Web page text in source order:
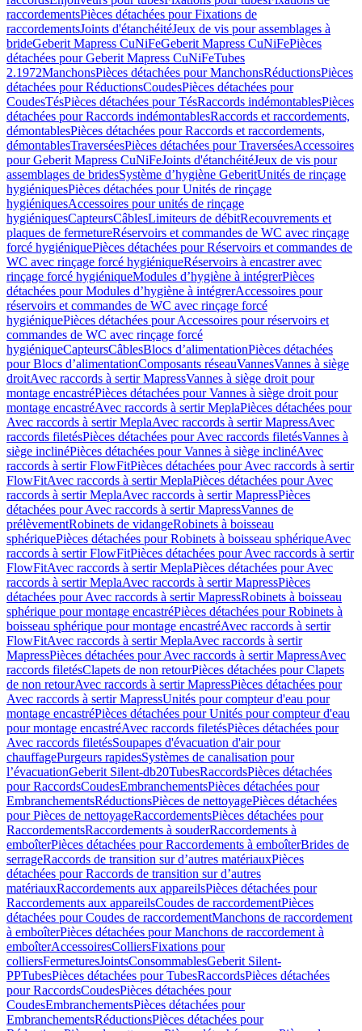
raccordementsPièces détachées pour Fixations de
raccordementsJoints d'étanchéitéJeux de vis pour assemblages à
brideGeberit Mapress CuNiFeGeberit Mapress CuNiFePièces
détachées pour Geberit Mapress CuNiFeTubes
2.1972ManchonsPièces détachées pour ManchonsRéductionsPièces
détachées pour RéductionsCoudesPièces détachées pour
CoudesTésPièces détachées pour TésRaccords indémontablesPièces
détachées pour Raccords indémontablesRaccords et raccordements,
démontablesPièces détachées pour Raccords et raccordements,
démontablesTraverséesPièces détachées pour TraverséesAccessoires
pour Geberit Mapress CuNiFeJoints d'étanchéitéJeux de vis pour
assemblages de bridesSystème d’hygiène GeberitUnités de rinçage
hygiéniquesPièces détachées pour Unités de rinçage
hygiéniquesAccessoires pour unités de rinçage
hygiéniquesCapteursCâblesLimiteurs de débitRecouvrements et
plaques de fermetureRéservoirs et commandes de WC avec rinçage
forcé hygiéniquePièces détachées pour Réservoirs et commandes de
WC avec rinçage forcé hygiéniqueRéservoirs à encastrer avec
rinçage forcé hygiéniqueModules d’hygiène à intégrerPièces
détachées pour Modules d’hygiène à intégrerAccessoires pour
réservoirs et commandes de WC avec rinçage forcé
hygiéniquePièces détachées pour Accessoires pour réservoirs et
commandes de WC avec rinçage forcé
hygiéniqueCapteursCâblesBlocs d’alimentationPièces détachées
pour Blocs d’alimentationComposants réseauVannesVannes à siège
droitAvec raccords à sertir MapressVannes à siège droit pour
montage encastréPièces détachées pour Vannes à siège droit pour
montage encastréAvec raccords à sertir MeplaPièces détachées pour
Avec raccords à sertir MeplaAvec raccords à sertir MapressAvec
raccords filetésPièces détachées pour Avec raccords filetésVannes à
siège inclinéPièces détachées pour Vannes à siège inclinéAvec
raccords à sertir FlowFitPièces détachées pour Avec raccords à sertir
FlowFitAvec raccords à sertir MeplaPièces détachées pour Avec
raccords à sertir MeplaAvec raccords à sertir MapressPièces
détachées pour Avec raccords à sertir MapressVannes de
prélèvementRobinets de vidangeRobinets à boisseau
sphériquePièces détachées pour Robinets à boisseau sphériqueAvec
raccords à sertir FlowFitPièces détachées pour Avec raccords à sertir
FlowFitAvec raccords à sertir MeplaPièces détachées pour Avec
raccords à sertir MeplaAvec raccords à sertir MapressPièces
détachées pour Avec raccords à sertir MapressRobinets à boisseau
sphérique pour montage encastréPièces détachées pour Robinets à
boisseau sphérique pour montage encastréAvec raccords à sertir
FlowFitAvec raccords à sertir MeplaAvec raccords à sertir
MapressPièces détachées pour Avec raccords à sertir MapressAvec
raccords filetésClapets de non retourPièces détachées pour Clapets
de non retourAvec raccords à sertir MapressPièces détachées pour
Avec raccords à sertir MapressUnités pour compteur d'eau pour
montage encastréPièces détachées pour Unités pour compteur d'eau
pour montage encastréAvec raccords filetésPièces détachées pour
Avec raccords filetésSoupapes d'évacuation d'air pour
chauffagePurgeurs rapidesSystèmes de canalisation pour
l’évacuationGeberit Silent-db20TubesRaccordsPièces détachées
pour RaccordsCoudesEmbranchementsPièces détachées pour
EmbranchementsRéductionsPièces de nettoyagePièces détachées
pour Pièces de nettoyageRaccordementsPièces détachées pour
RaccordementsRaccordements à souderRaccordements à
emboîterPièces détachées pour Raccordements à emboîterBrides de
serrageRaccords de transition sur d’autres matériauxPièces
détachées pour Raccords de transition sur d’autres
matériauxRaccordements aux appareilsPièces détachées pour
Raccordements aux appareilsCoudes de raccordementPièces
détachées pour Coudes de raccordementManchons de raccordement
à emboîterPièces détachées pour Manchons de raccordement à
emboîterAccessoiresColliersFixations pour
colliersFermeturesJointsConsommablesGeberit Silent-
PPTubesPièces détachées pour TubesRaccordsPièces détachées
pour RaccordsCoudesPièces détachées pour
CoudesEmbranchementsPièces détachées pour
EmbranchementsRéductionsPièces détachées pour